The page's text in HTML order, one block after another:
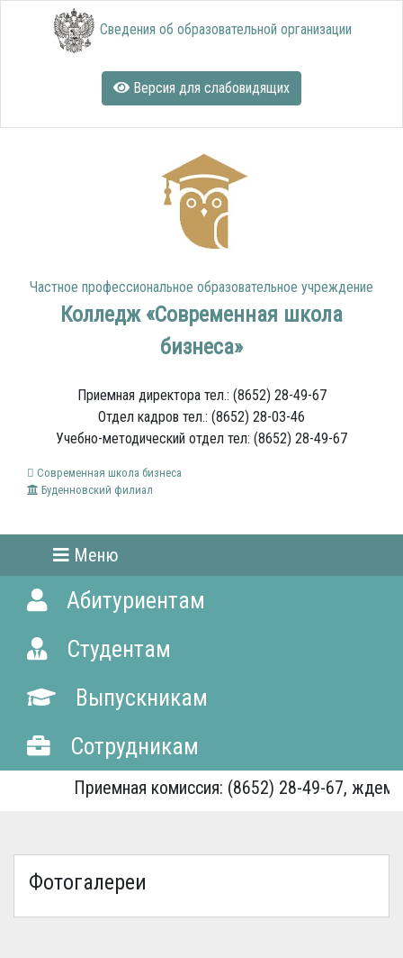
Сведения об образовательной организации
Версия для слабовидящих
Частное профессиональное образовательное учреждение
Колледж «Современная школа
бизнеса»
Приемная директора тел.: (8652) 28-49-67
Отдел кадров тел.: (8652) 28-03-46
Учебно-методический отдел тел: (8652) 28-49-67
Современная школа бизнеса
Буденновский филиал
Меню
Абитуриентам
Студентам
Выпускникам
Сотрудникам
Приемная комиссия: (8652) 28-49-67, ждем
Фотогалереи